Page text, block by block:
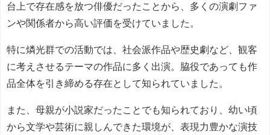
台上で存在感を放つ俳優だったことから、多くの演劇ファ
ンや関係者から高い評価を受けていました。
特に燐光群での活動では、社会派作品や歴史劇など、観客
に考えさせるテーマの作品に多く出演。脇役であっても作
品全体を引き締める存在として知られていました。
また、母親が小説家だったことでも知られており、幼い頃
から文学や芸術に親しんできた環境が、表現力豊かな演技